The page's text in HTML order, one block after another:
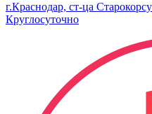
г.Краснодар, ст-ца
Круглосуточно